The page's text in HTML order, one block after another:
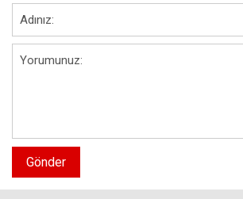
Gönder